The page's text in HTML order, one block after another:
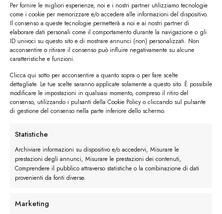
Per fornire le migliori esperienze, noi e i nostri partner utilizziamo tecnologie
come i cookie per memorizzare e/o accedere alle informazioni del dispositivo.
Il consenso a queste tecnologie permetterà a noi e ai nostri partner di
elaborare dati personali come il comportamento durante la navigazione o gli
ID univoci su questo sito e di mostrare annunci (non) personalizzati. Non
acconsentire o ritirare il consenso può influire negativamente su alcune
caratteristiche e funzioni.
Clicca qui sotto per acconsentire a quanto sopra o per fare scelte
dettagliate. Le tue scelte saranno applicate solamente a questo sito. È possibile
modificare le impostazioni in qualsiasi momento, compreso il ritiro del
consenso, utilizzando i pulsanti della Cookie Policy o cliccando sul pulsante
di gestione del consenso nella parte inferiore dello schermo.
Statistiche
Archiviare informazioni su dispositivo e/o accedervi, Misurare le
prestazioni degli annunci, Misurare le prestazioni dei contenuti,
Comprendere il pubblico attraverso statistiche o la combinazione di dati
provenienti da fonti diverse.
Marketing
Numero
39 39,5 40
42,5 43 43,5 44 44,5 45 45,5
46 46,5 47
Stivaletto Stringato in Camoscio quantità